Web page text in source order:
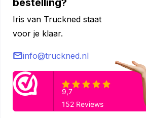
bestelling?
Iris van Truckned staat
voor je klaar.
info@truckned.nl